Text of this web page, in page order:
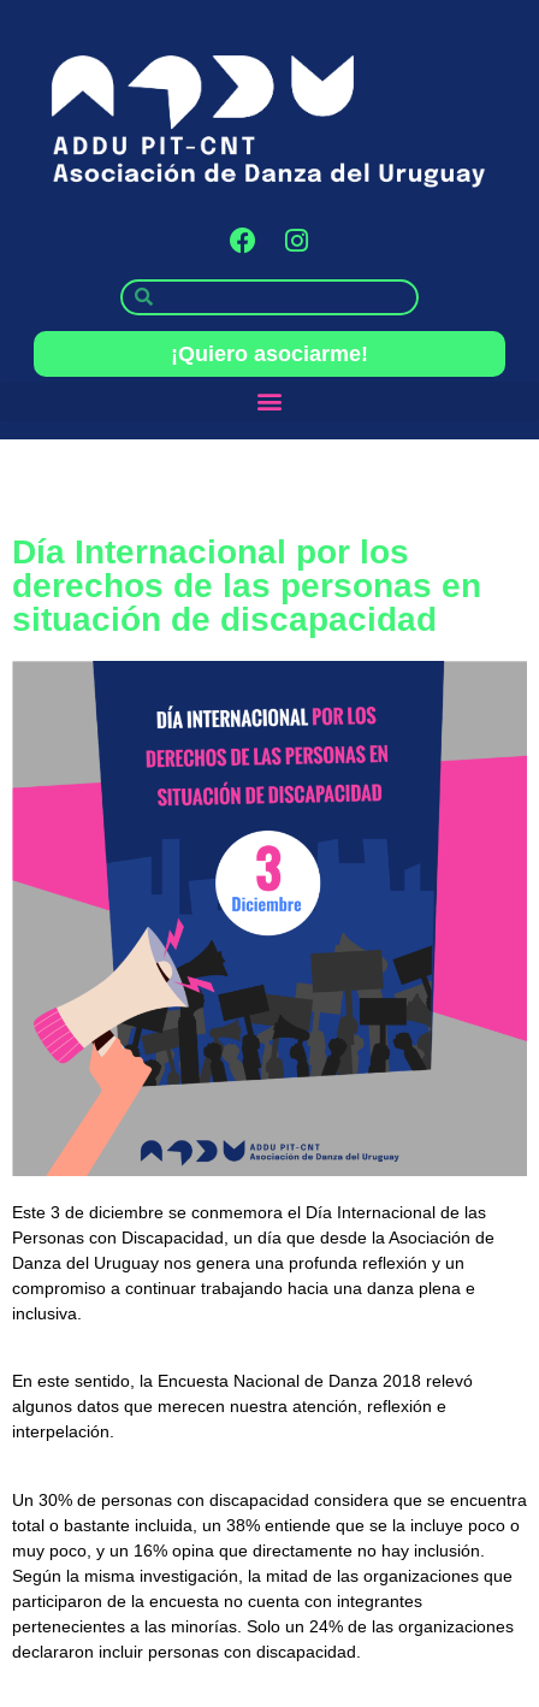
¡Quiero asociarme!
Día Internacional por los
derechos de las personas en
situación de discapacidad
Este 3 de diciembre se conmemora el Día Internacional de las
Personas con Discapacidad, un día que desde la Asociación de
Danza del Uruguay nos genera una profunda reflexión y un
compromiso a continuar trabajando hacia una danza plena e
inclusiva.
En este sentido, la Encuesta Nacional de Danza 2018 relevó
algunos datos que merecen nuestra atención, reflexión e
interpelación.
Un 30% de personas con discapacidad considera que se encuentra
total o bastante incluida, un 38% entiende que se la incluye poco o
muy poco, y un 16% opina que directamente no hay inclusión.
Según la misma investigación, la mitad de las organizaciones que
participaron de la encuesta no cuenta con integrantes
pertenecientes a las minorías. Solo un 24% de las organizaciones
declararon incluir personas con discapacidad.